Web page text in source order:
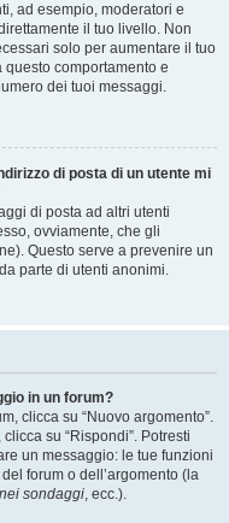
ad esempio, moderatori e
il tuo livello. Non
solo per aumentare il tuo
comportamento e
dei tuoi messaggi.
di posta di un utente mi
di posta ad altri utenti
ovviamente, che gli
Questo serve a prevenire un
parte di utenti anonimi.
in un forum?
clicca su “Nuovo argomento”.
su “Rispondi”. Potresti
un messaggio: le tue funzioni
forum o dell’argomento (la
sondaggi, ecc.).